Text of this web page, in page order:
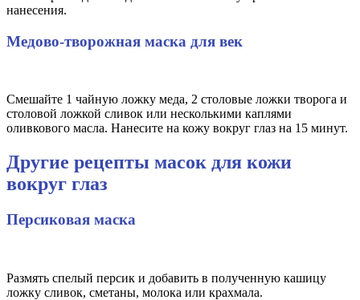
нанесения.
Медово-творожная маска для век
Смешайте 1 чайную ложку меда, 2 столовые ложки творога и
столовой ложкой сливок или несколькими каплями
оливкового масла. Нанесите на кожу вокруг глаз на 15 минут.
Другие рецепты масок для кожи
вокруг глаз
Персиковая маска
Размять спелый персик и добавить в полученную кашицу
ложку сливок, сметаны, молока или крахмала.